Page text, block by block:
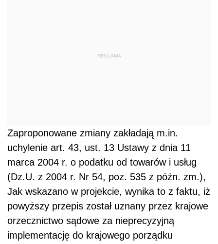
REKLAMA
Zaproponowane zmiany zakładają m.in.
uchylenie art. 43, ust. 13 Ustawy z dnia 11
marca 2004 r. o podatku od towarów i usług
(Dz.U. z 2004 r. Nr 54, poz. 535 z późn. zm.),
Jak wskazano w projekcie, wynika to z faktu, iż
powyższy przepis został uznany przez krajowe
orzecznictwo sądowe za nieprecyzyjną
implementację do krajowego porządku